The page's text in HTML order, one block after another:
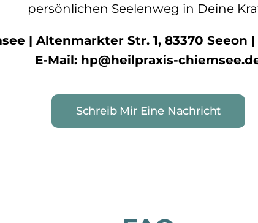
persönlichen Seelenweg in Deine
| Altenmarkter Str. 1, 83370 Seeon |
E-Mail: hp@heilpraxis-
Schreib Mir Eine Nachricht